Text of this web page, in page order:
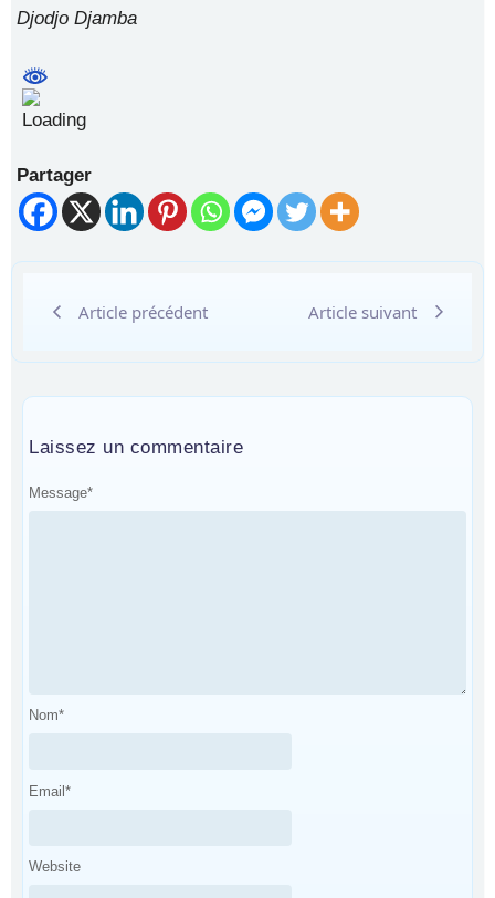
Djodjo Djamba
Partager
Article précédent Article suivant
Laissez un commentaire
Message*
Nom*
Email*
Website